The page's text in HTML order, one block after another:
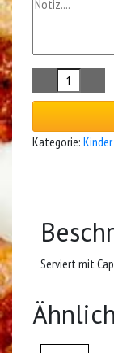
Kategorie:
Serviert mit